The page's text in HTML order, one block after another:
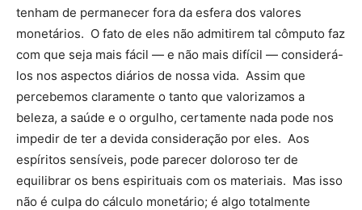
tenham de permanecer fora da esfera dos valores
monetários. O fato de eles não admitirem tal cômputo faz
com que seja mais fácil — e não mais difícil — considerá-
los nos aspectos diários de nossa vida. Assim que
percebemos claramente o tanto que valorizamos a
beleza, a saúde e o orgulho, certamente nada pode nos
impedir de ter a devida consideração por eles. Aos
espíritos sensíveis, pode parecer doloroso ter de
equilibrar os bens espirituais com os materiais. Mas isso
não é culpa do cálculo monetário; é algo totalmente